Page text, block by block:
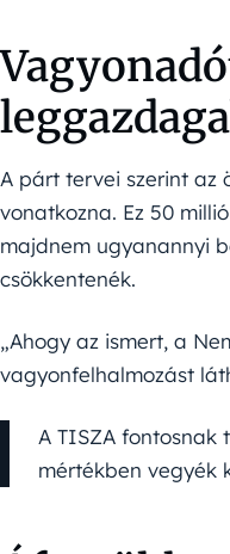
A párt tervei szerint az
vonatkozna. Ez 50
majdnem ugyanannyi
csökkentenék.
„Ahogy az ismert, a
vagyonfelhalmozást
A TISZA
mértékben vegyék